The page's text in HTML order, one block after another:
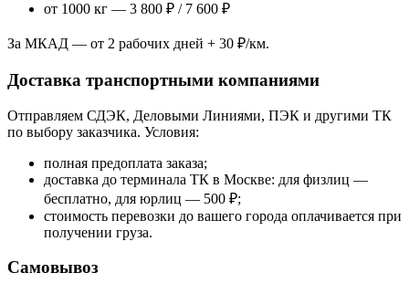
от 1000 кг — 3 800 ₽ / 7 600 ₽
За МКАД — от 2 рабочих дней + 30 ₽/км.
Доставка транспортными компаниями
Отправляем СДЭК, Деловыми Линиями, ПЭК и другими ТК
по выбору заказчика. Условия:
полная предоплата заказа;
доставка до терминала ТК в Москве: для физлиц —
бесплатно, для юрлиц — 500 ₽;
стоимость перевозки до вашего города оплачивается при
получении груза.
Самовывоз